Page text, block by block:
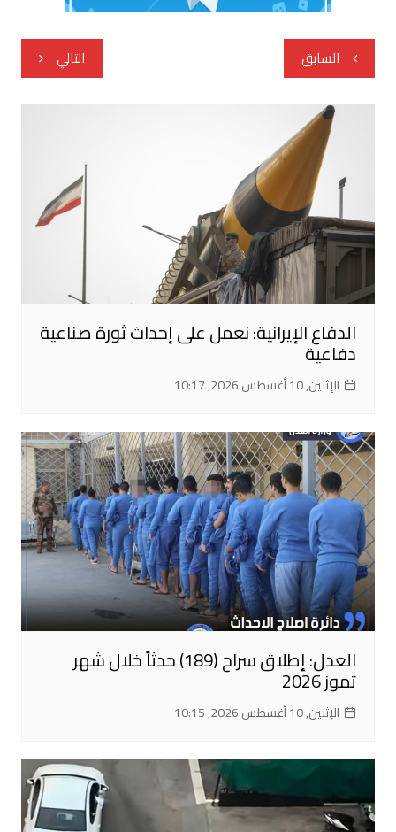
تصفّح
المقالات
السابق التالي
الدفاع الإيرانية: نعمل على إحداث ثورة صناعية
دفاعية
الإثنين, 10 أغسطس 2026, 10:17
العدل: إطلاق سراح (189) حدثاً خلال شهر
تموز 2026
الإثنين, 10 أغسطس 2026, 10:15